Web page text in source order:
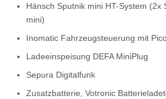
Hänsch Sputnik mini HT-System (2x
mini)
Inomatic Fahrzeugsteuerung mit
Ladeeinspeisung DEFA MiniPlug
Sepura Digitalfunk
Zusatzbatterie, Votronic